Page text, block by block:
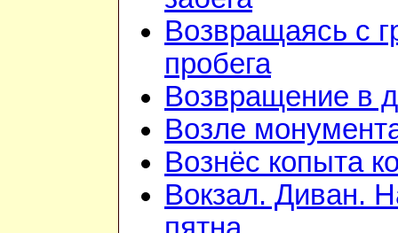
Возвращаясь с
пробега
Возвращение в
Возле
Вознёс копыта
Вокзал. Диван.